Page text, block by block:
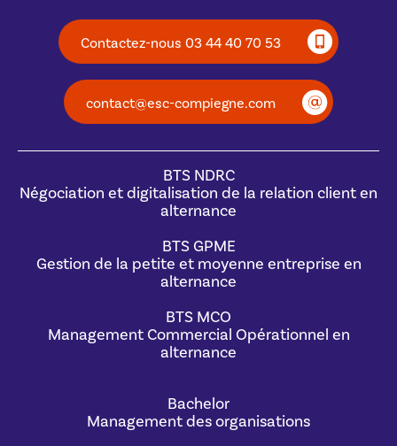
Contactez-nous 03 44 40 70 53
contact@esc-compiegne.com
BTS NDRC
Négociation et digitalisation de la relation client en
alternance
BTS GPME
Gestion de la petite et moyenne entreprise en
alternance
BTS MCO
Management Commercial Opérationnel en
alternance
Bachelor
Management des organisations